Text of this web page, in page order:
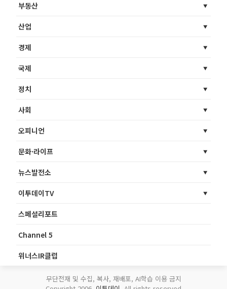
부동산
산업
경제
국제
정치
사회
오피니언
문화·라이프
뉴스발전소
이투데이TV
스페셜리포트
Channel 5
위너스IR클럽
무단전재 및 수집, 복사, 재배포, AI학습 이용 금지